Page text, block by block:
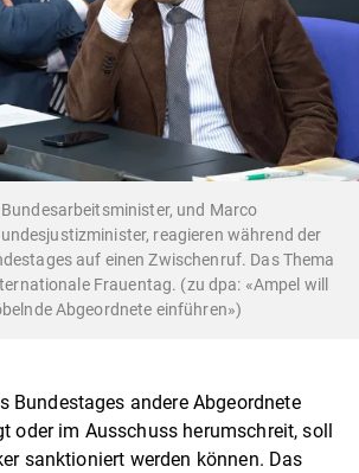
und Marco
reagieren während der
auf einen Zwischenruf. Das Thema
Frauentag. (zu dpa: «Ampel will
Abgeordnete einführen»)
Bundestages andere Abgeordnete
oder im Ausschuss herumschreit, soll
sanktioniert werden können. Das